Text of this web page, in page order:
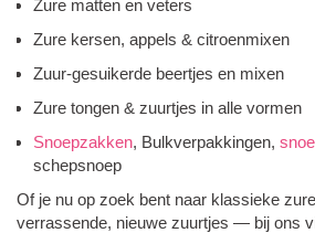
Zure matten en veters
Zure kersen, appels & citroenmixen
Zuur-gesuikerde beertjes en mixen
Zure tongen & zuurtjes in alle vormen
Snoepzakken, Bulkverpakkingen,
schepsnoep
Of je nu op zoek bent naar klassieke
verrassende, nieuwe zuurtjes — bij ons